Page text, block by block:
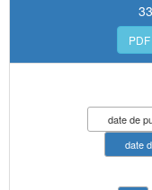
PDF
date de
date